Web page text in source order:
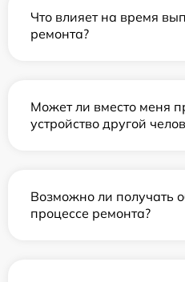
Что влияет на время
ремонта?
Может ли вместо меня
устройство другой
Возможно ли получать
процессе ремонта?